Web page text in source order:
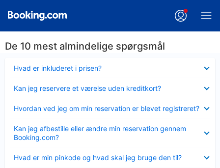
De 10 mest almindelige spørgsmål
Hvad er inkluderet i prisen?
Kan jeg reservere et værelse uden kreditkort?
Hvordan ved jeg om min reservation er blevet registreret?
Kan jeg afbestille eller ændre min reservation gennem
Booking.com?
Hvad er min pinkode og hvad skal jeg bruge den til?